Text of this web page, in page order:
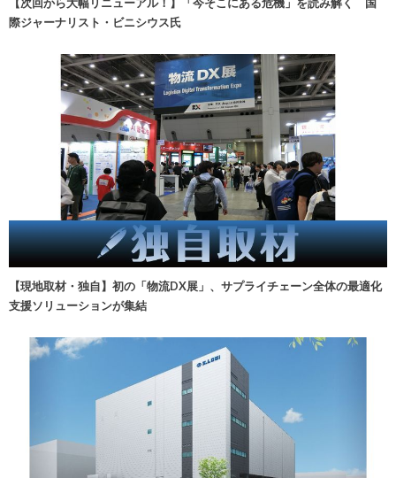
【次回から大幅リニューアル！】「今そこにある危機」を読み解く 国
際ジャーナリスト・ビニシウス氏
【現地取材・独自】初の「物流DX展」、サプライチェーン全体の最適化
支援ソリューションが集結